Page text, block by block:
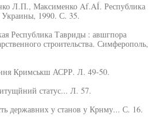
Л.П., Максименко Af.AÍ. Республика
1990. С. 35.
Республика Тавриды : авшгпора
строительства. Симферополь,
Кримськш АСРР. Л. 49-50.
статус... Л. 57.
державних у станов у Крнму... С. 16.